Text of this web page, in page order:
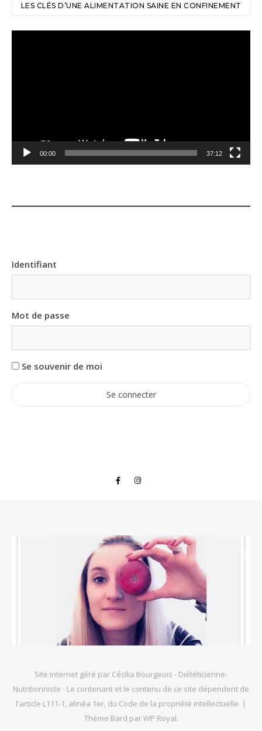
LES CLÉS D’UNE ALIMENTATION SAINE EN CONFINEMENT
00:00 37:12
Identifiant
Mot de passe
Se souvenir de moi
Site internet géré par Cécilia Bourgeois - Diététicienne-
Nutritionniste - Le contenant et le contenu de ce site dépendent de
l'article L111-1, alinéa 1er, du Code de la propriété intellectuelle. |
Thème Bard parWP Royal.